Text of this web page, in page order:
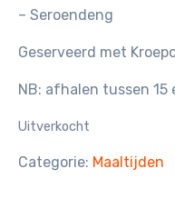
– Seroendeng
Geserveerd met
NB: afhalen tussen 15
Uitverkocht
Categorie: Maaltijden